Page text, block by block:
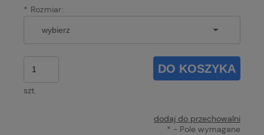
* Rozmiar:
szt.
DO KOSZYKA
dodaj do przechowalni
* - Pole wymagane